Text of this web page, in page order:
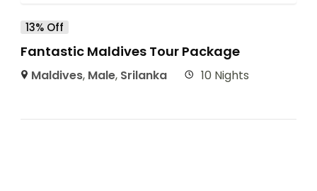
13% Off
Fantastic Maldives Tour Package
Maldives, Male, Srilanka 10 Nights